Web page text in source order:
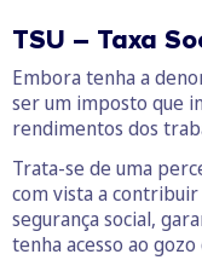
TSU – Taxa
Embora tenha a
ser um imposto que
rendimentos dos
Trata-se de uma
com vista a
segurança social,
tenha acesso ao